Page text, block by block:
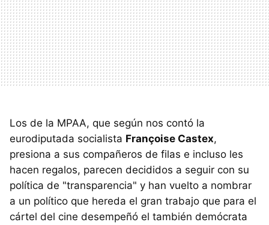
Los de la MPAA, que según nos contó la
eurodiputada socialista Françoise Castex,
presiona a sus compañeros de filas e incluso les
hacen regalos, parecen decididos a seguir con su
política de "transparencia" y han vuelto a nombrar
a un político que hereda el gran trabajo que para el
cártel del cine desempeñó el también demócrata